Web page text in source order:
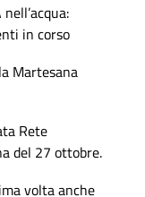
in corso
Martesana
Rete
del 27 ottobre.
volta anche